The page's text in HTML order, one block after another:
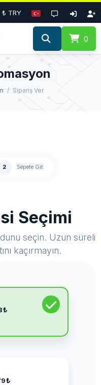
₺ TRY
0
Sipariş Ver
2 Sepete Git
Seçimi
seçin. Uzun süreli
kaçırmayın.
₺
₺